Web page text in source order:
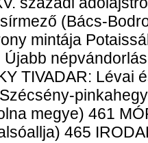
(Bács-
mintája
Újabb
TIVADAR: Lévai
megye) 461
465